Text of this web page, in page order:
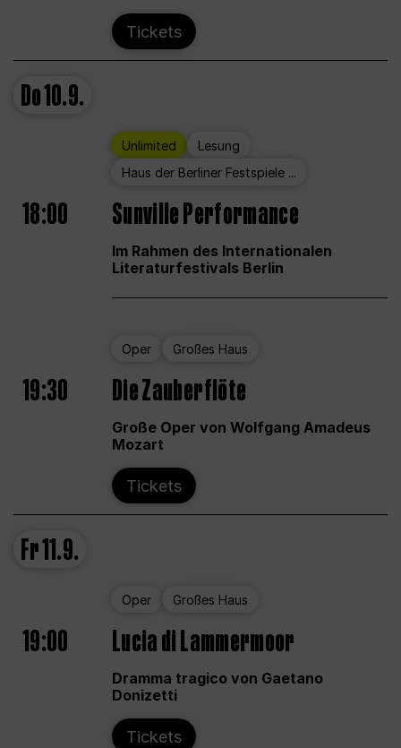
Tickets
Do10.9.
Unlimited
Lesung
Haus der Berliner Festspiele ...
18:00 Sunville Performance
Im Rahmen des Internationalen
Literaturfestivals Berlin
Oper Großes Haus
19:30 Die Zauberflöte
Große Oper von Wolfgang Amadeus
Mozart
Tickets
Fr11.9.
Oper Großes Haus
19:00 Lucia di Lammermoor
Dramma tragico von Gaetano
Donizetti
Tickets